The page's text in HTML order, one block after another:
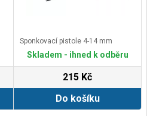
Sponkovací pistole 4-14 mm
Skladem - ihned k odběru
215 Kč
Do košíku